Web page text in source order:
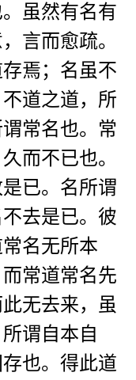
虽然有名有
言而愈疏。
焉；名虽不
道之道，所
常名也。常
而不已也。
已。名所谓
去是已。彼
名无所本
常道常名先
无去来，虽
谓自本自
也。得此道